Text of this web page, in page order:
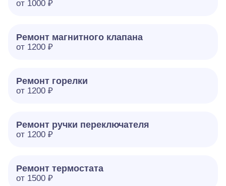
от 1000 ₽
Ремонт магнитного клапана
от 1200 ₽
Ремонт горелки
от 1200 ₽
Ремонт ручки переключателя
от 1200 ₽
Ремонт термостата
от 1500 ₽